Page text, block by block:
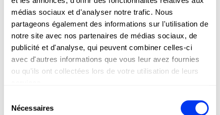
médias sociaux et d'analyser notre trafic. Nous
partageons également des informations sur l'utilisation de
notre site avec nos partenaires de médias sociaux, de
publicité et d'analyse, qui peuvent combiner celles-ci
avec d'autres informations que vous leur avez fournies
ou qu'ils ont collectées lors de votre utilisation de leurs
Nécessaires